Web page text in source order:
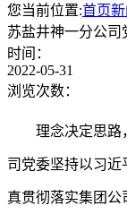
您当前位置:首页
苏盐井神一分公司
时间：
2022-05-31
浏览次数：
理念决定思路
司党委坚持以习近
真贯彻落实集团公